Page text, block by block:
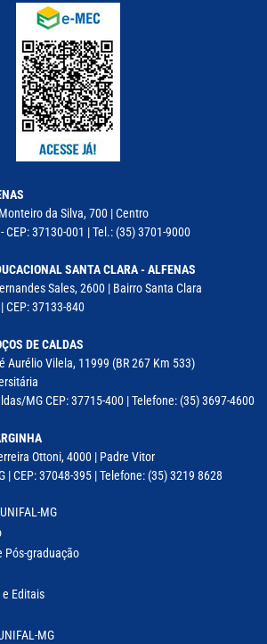
da Silva, 700 | Centro
CEP: 37130-001 | Tel.: (35) 3701-9000
SANTA CLARA - ALFENAS
Sales, 2600 | Bairro Santa Clara
CEP: 37133-840
DE CALDAS
Aurélio Vilela, 11999 (BR 267 Km 533)
MG CEP: 37715-400 | Telefone: (35) 3697-4600
Ottoni, 4000 | Padre Vitor
| CEP: 37048-395 | Telefone: (35) 3219 8628
MG
Pós-graduação
e Editais
MG